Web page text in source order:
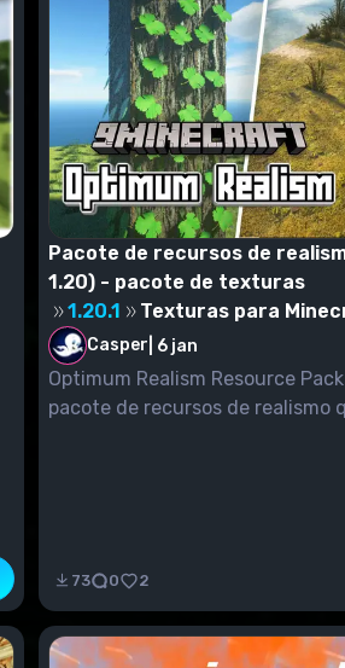
Pacote de recursos de
1.20) - pacote de texturas
1.20.1
Texturas para
Casper 6 jan
Optimum Realism Resource
pacote de recursos de realismo
73 0 2